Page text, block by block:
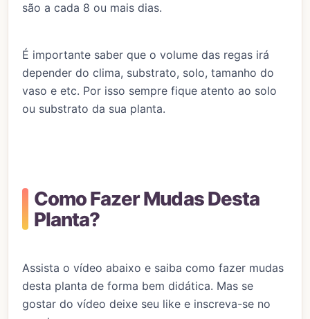
são a cada 8 ou mais dias.
É importante saber que o volume das regas irá
depender do clima, substrato, solo, tamanho do
vaso e etc. Por isso sempre fique atento ao solo
ou substrato da sua planta.
Como Fazer Mudas Desta
Planta?
Assista o vídeo abaixo e saiba como fazer mudas
desta planta de forma bem didática. Mas se
gostar do vídeo deixe seu like e inscreva-se no